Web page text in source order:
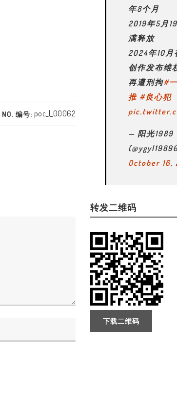
NO. 编号: poc_l_00062
年8个月
2019年5月
满释放
2024年10月
创作发布维
再遭刑拘#
推 #良心犯
— 阳光1989
October 16,
转发二维码
下载二维码